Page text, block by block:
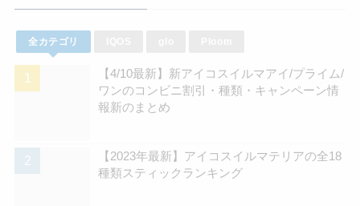
全カテゴリ
【4/10最新】新アイコスイルマアイ/プライム/
ワンのコンビニ割引・種類・キャンペーン情
報新のまとめ
【2023年最新】アイコスイルマテリアの全18
種類スティックランキング